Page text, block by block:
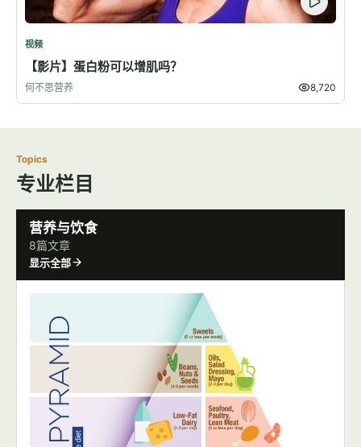
视频
【影片】蛋白粉可以增肌吗？
何不思营养 8,720
Topics
专业栏目
营养与饮食
8篇文章
显示全部